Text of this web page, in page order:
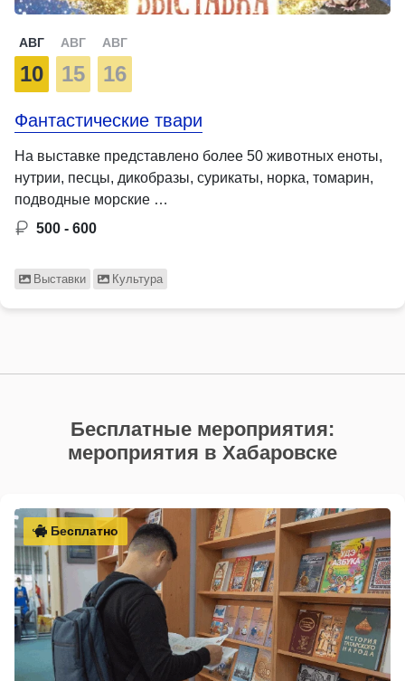
АВГ
10
АВГ
15
АВГ
16
Фантастические твари
На выставке представлено более 50 животных еноты,
нутрии, песцы, дикобразы, сурикаты, норка, томарин,
подводные морские …
500 - 600
Выставки Культура
Бесплатные мероприятия:
мероприятия в Хабаровске
Бесплатно